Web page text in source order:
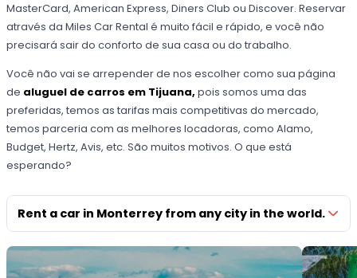
MasterCard, American Express, Diners Club ou Discover. Reservar
através da Miles Car Rental é muito fácil e rápido, e você não
precisará sair do conforto de sua casa ou do trabalho.
Você não vai se arrepender de nos escolher como sua página
de aluguel de carros em Tijuana, pois somos uma das
preferidas, temos as tarifas mais competitivas do mercado,
temos parceria com as melhores locadoras, como Alamo,
Budget, Hertz, Avis, etc. São muitos motivos. O que está
esperando?
Rent a car in Monterrey from any city in the world.